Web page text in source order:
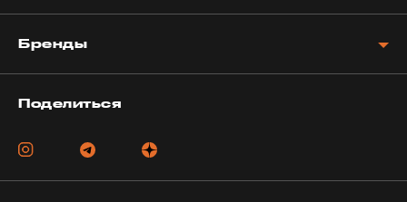
Бренды
Поделиться